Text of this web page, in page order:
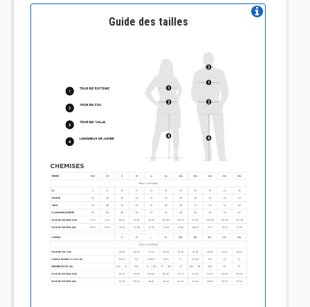
Guide des tailles